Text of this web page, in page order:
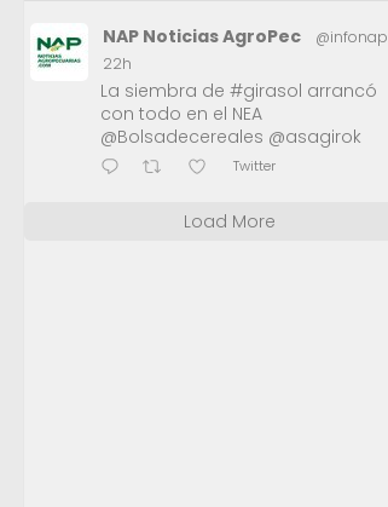
NAP Noticias AgroPec @infonap
22h
La siembra de #girasol arrancó
con todo en el NEA
@Bolsadecereales @asagirok
Twitter
Load More